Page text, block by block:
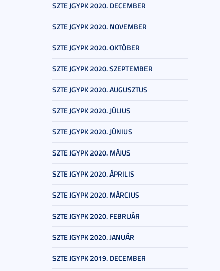
SZTE JGYPK 2020. DECEMBER
SZTE JGYPK 2020. NOVEMBER
SZTE JGYPK 2020. OKTÓBER
SZTE JGYPK 2020. SZEPTEMBER
SZTE JGYPK 2020. AUGUSZTUS
SZTE JGYPK 2020. JÚLIUS
SZTE JGYPK 2020. JÚNIUS
SZTE JGYPK 2020. MÁJUS
SZTE JGYPK 2020. ÁPRILIS
SZTE JGYPK 2020. MÁRCIUS
SZTE JGYPK 2020. FEBRUÁR
SZTE JGYPK 2020. JANUÁR
SZTE JGYPK 2019. DECEMBER